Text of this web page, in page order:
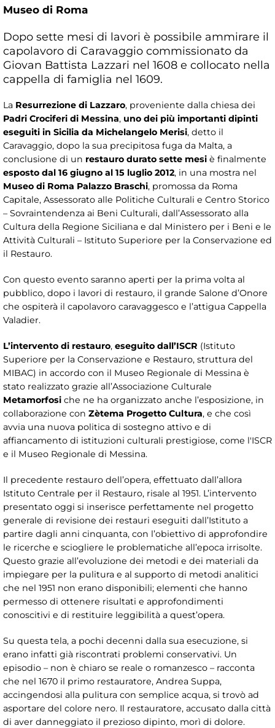
Museo di Roma
Dopo sette mesi di lavori è possibile ammirare il
capolavoro di Caravaggio commissionato da
Giovan Battista Lazzari nel 1608 e collocato nella
cappella di famiglia nel 1609.
La Resurrezione di Lazzaro, proveniente dalla chiesa dei
Padri Crociferi di Messina, uno dei più importanti dipinti
eseguiti in Sicilia da Michelangelo Merisi, detto il
Caravaggio, dopo la sua precipitosa fuga da Malta, a
conclusione di un restauro durato sette mesi è finalmente
esposto dal 16 giugno al 15 luglio 2012, in una mostra nel
Museo di Roma Palazzo Braschi, promossa da Roma
Capitale, Assessorato alle Politiche Culturali e Centro Storico
– Sovraintendenza ai Beni Culturali, dall’Assessorato alla
Cultura della Regione Siciliana e dal Ministero per i Beni e le
Attività Culturali – Istituto Superiore per la Conservazione ed
il Restauro.
Con questo evento saranno aperti per la prima volta al
pubblico, dopo i lavori di restauro, il grande Salone d’Onore
che ospiterà il capolavoro caravaggesco e l’attigua Cappella
Valadier.
L’intervento di restauro, eseguito dall’ISCR (Istituto
Superiore per la Conservazione e Restauro, struttura del
MIBAC) in accordo con il Museo Regionale di Messina è
stato realizzato grazie all’Associazione Culturale
Metamorfosi che ne ha organizzato anche l’esposizione, in
collaborazione con Zètema Progetto Cultura, e che così
avvia una nuova politica di sostegno attivo e di
affiancamento di istituzioni culturali prestigiose, come l'ISCR
e il Museo Regionale di Messina.
Il precedente restauro dell’opera, effettuato dall’allora
Istituto Centrale per il Restauro, risale al 1951. L’intervento
presentato oggi si inserisce perfettamente nel progetto
generale di revisione dei restauri eseguiti dall’Istituto a
partire dagli anni cinquanta, con l’obiettivo di approfondire
le ricerche e sciogliere le problematiche all’epoca irrisolte.
Questo grazie all’evoluzione dei metodi e dei materiali da
impiegare per la pulitura e al supporto di metodi analitici
che nel 1951 non erano disponibili; elementi che hanno
permesso di ottenere risultati e approfondimenti
conoscitivi e di restituire leggibilità a quest’opera.
Su questa tela, a pochi decenni dalla sua esecuzione, si
erano infatti già riscontrati problemi conservativi. Un
episodio – non è chiaro se reale o romanzesco – racconta
che nel 1670 il primo restauratore, Andrea Suppa,
accingendosi alla pulitura con semplice acqua, si trovò ad
asportare del colore nero. Il restauratore, accusato dalla città
di aver danneggiato il prezioso dipinto, morì di dolore.